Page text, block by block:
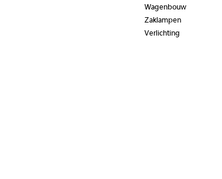
Wagenbouw
Zaklampen
Verlichting